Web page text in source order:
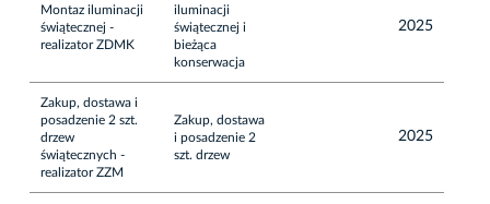
Montaz iluminacji
świątecznej -
realizator ZDMK
iluminacji
świątecznej i
bieżąca
konserwacja
2025
Zakup, dostawa i
posadzenie 2 szt.
drzew
świątecznych -
realizator ZZM
Zakup, dostawa
i posadzenie 2
szt. drzew
2025